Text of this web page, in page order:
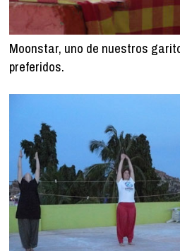
Moonstar, uno de nuestros
preferidos.